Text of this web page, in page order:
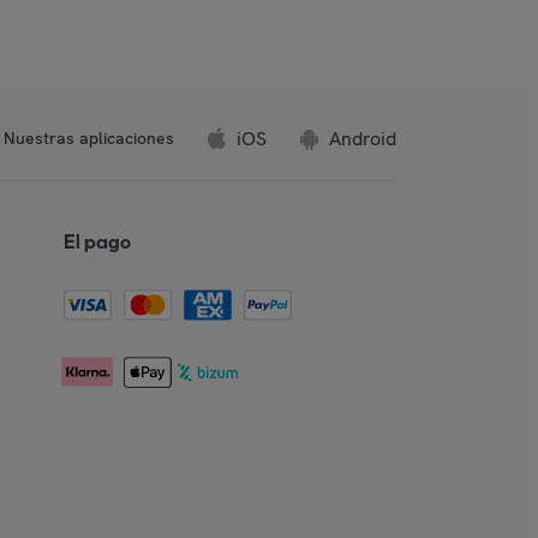
Nuestras aplicaciones iOS Android
El pago